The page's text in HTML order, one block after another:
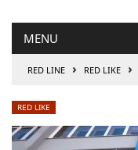
MENU
RED LINE › RED LIKE ›
RED LIKE